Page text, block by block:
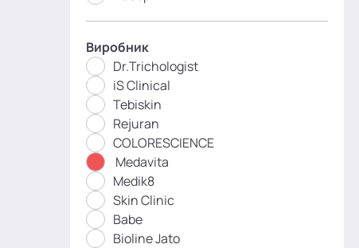
Виробник
Dr.Trichologist
iS Clinical
Tebiskin
Rejuran
COLORESCIENCE
Medavita
Medik8
Skin Clinic
Babe
Bioline Jato